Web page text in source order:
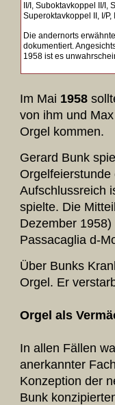
II/I, Suboktavkoppel II/
Superoktavkoppel II, I/P,
Die andernorts
dokumentiert.
1958 ist es
Im Mai 1958
von ihm und
Orgel kommen.
Gerard Bunk
Aufschlussreich
spielte. Die
Dezember
Passacaglia d-
Über Bunks
Orgel. Er
Orgel als
In allen Fällen
anerkannter
Konzeption der
Bunk